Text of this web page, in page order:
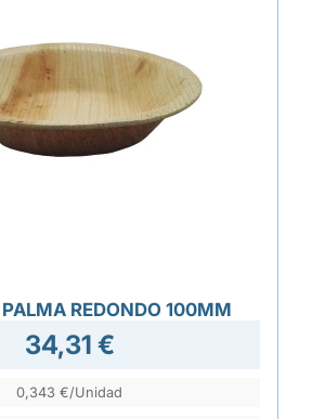
REDONDO 100MM
34,31 €
0,343 €/Unidad